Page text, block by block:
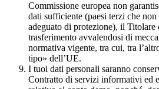
Commissione europea non
dati sufficiente (paesi terzi che
adeguato di protezione), il Titolare
trasferimento avvalendosi di
normativa vigente, tra cui, tra
tipo» dell’UE.
I tuoi dati personali saranno
Contratto di servizi informativi ed